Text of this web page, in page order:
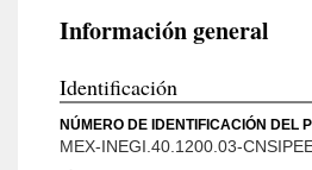
Información general
Identificación
NÚMERO DE IDENTIFICACIÓN DEL
MEX-INEGI.40.1200.03-